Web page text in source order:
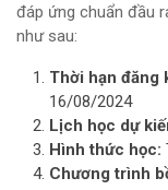
đáp ứng chuẩn đầu
như sau:
Thời hạn đăng
16/08/2024
Lịch học dự
Hình thức học:
Chương trình